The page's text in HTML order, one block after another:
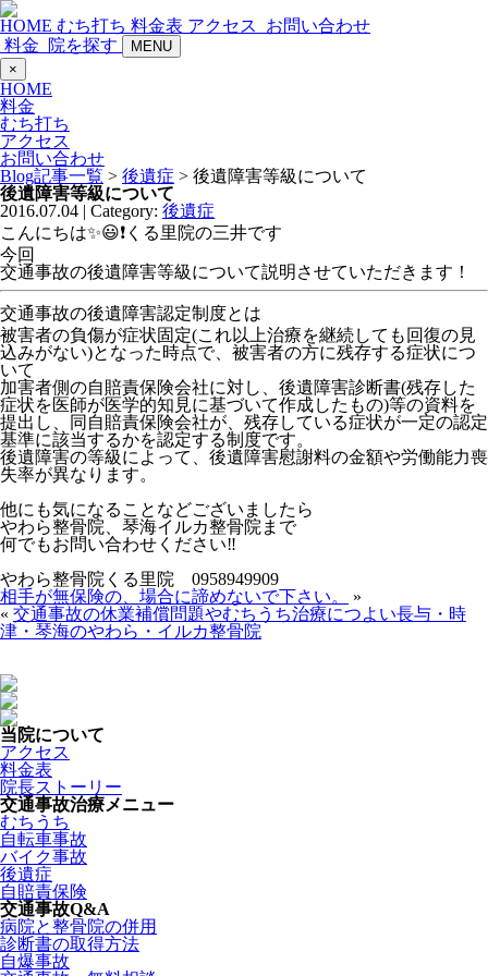
HOME むち打ち 料金表 アクセス
お問い合わせ
料金
院を探す
MENU
×
HOME
料金
むち打ち
アクセス
お問い合わせ
Blog記事一覧 > 後遺症 > 後遺障害等級について
後遺障害等級について
2016.07.04 | Category: 後遺症
こんにちは✨😃❗くる里院の三井です
今回
交通事故の後遺障害等級について説明させていただきます！
交通事故の後遺障害認定制度とは
被害者の負傷が症状固定(これ以上治療を継続しても回復の見
込みがない)となった時点で、被害者の方に残存する症状につ
いて
加害者側の自賠責保険会社に対し、後遺障害診断書(残存した
症状を医師が医学的知見に基づいて作成したもの)等の資料を
提出し、同自賠責保険会社が、残存している症状が一定の認定
基準に該当するかを認定する制度です。
後遺障害の等級によって、後遺障害慰謝料の金額や労働能力喪
失率が異なります。
他にも気になることなどございましたら
やわら整骨院、琴海イルカ整骨院まで
何でもお問い合わせください‼
やわら整骨院くる里院 0958949909
相手が無保険の、場合に諦めないで下さい。
»
« 交通事故の休業補償問題やむちうち治療につよい長与・時
津・琴海のやわら・イルカ整骨院
当院について
アクセス
料金表
院長ストーリー
交通事故治療メニュー
むちうち
自転車事故
バイク事故
後遺症
自賠責保険
交通事故Q&A
病院と整骨院の併用
診断書の取得方法
自爆事故